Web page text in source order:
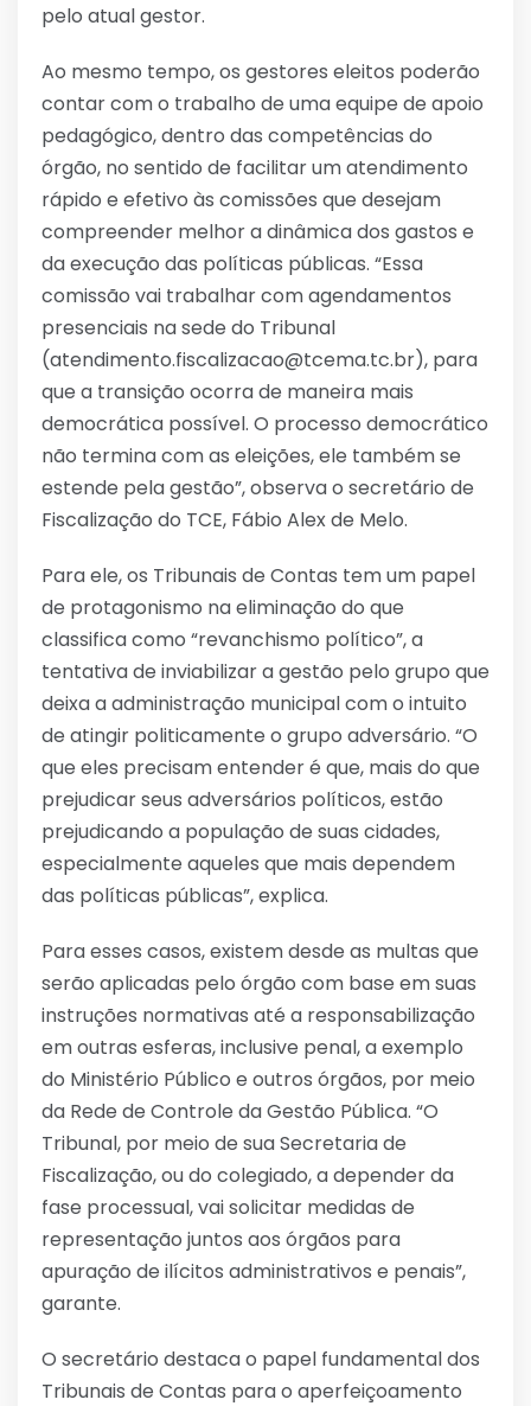
pelo atual gestor.
Ao mesmo tempo, os gestores eleitos poderão
contar com o trabalho de uma equipe de apoio
pedagógico, dentro das competências do
órgão, no sentido de facilitar um atendimento
rápido e efetivo às comissões que desejam
compreender melhor a dinâmica dos gastos e
da execução das políticas públicas. “Essa
comissão vai trabalhar com agendamentos
presenciais na sede do Tribunal
(atendimento.fiscalizacao@tcema.tc.br), para
que a transição ocorra de maneira mais
democrática possível. O processo democrático
não termina com as eleições, ele também se
estende pela gestão”, observa o secretário de
Fiscalização do TCE, Fábio Alex de Melo.
Para ele, os Tribunais de Contas tem um papel
de protagonismo na eliminação do que
classifica como “revanchismo político”, a
tentativa de inviabilizar a gestão pelo grupo que
deixa a administração municipal com o intuito
de atingir politicamente o grupo adversário. “O
que eles precisam entender é que, mais do que
prejudicar seus adversários políticos, estão
prejudicando a população de suas cidades,
especialmente aqueles que mais dependem
das políticas públicas”, explica.
Para esses casos, existem desde as multas que
serão aplicadas pelo órgão com base em suas
instruções normativas até a responsabilização
em outras esferas, inclusive penal, a exemplo
do Ministério Público e outros órgãos, por meio
da Rede de Controle da Gestão Pública. “O
Tribunal, por meio de sua Secretaria de
Fiscalização, ou do colegiado, a depender da
fase processual, vai solicitar medidas de
representação juntos aos órgãos para
apuração de ilícitos administrativos e penais”,
garante.
O secretário destaca o papel fundamental dos
Tribunais de Contas para o aperfeiçoamento